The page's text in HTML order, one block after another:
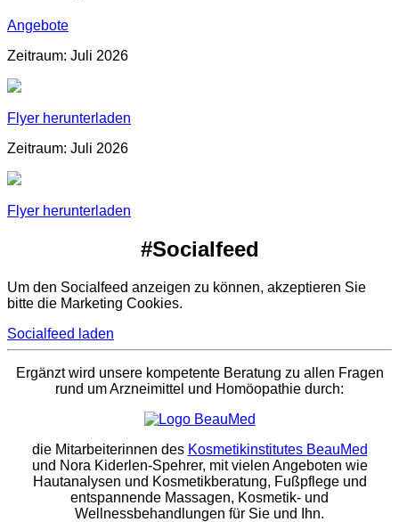
Angebote
Zeitraum: Juli 2026
Flyer herunterladen
Zeitraum: Juli 2026
Flyer herunterladen
#Socialfeed
Um den Socialfeed anzeigen zu können, akzeptieren Sie
bitte die Marketing Cookies.
Socialfeed laden
Ergänzt wird unsere kompetente Beratung zu allen Fragen
rund um Arzneimittel und Homöopathie durch:
die Mitarbeiterinnen des Kosmetikinstitutes BeauMed
und Nora Kiderlen-Spehrer, mit vielen Angeboten wie
Hautanalysen und Kosmetikberatung, Fußpflege und
entspannende Massagen, Kosmetik- und
Wellnessbehandlungen für Sie und Ihn.